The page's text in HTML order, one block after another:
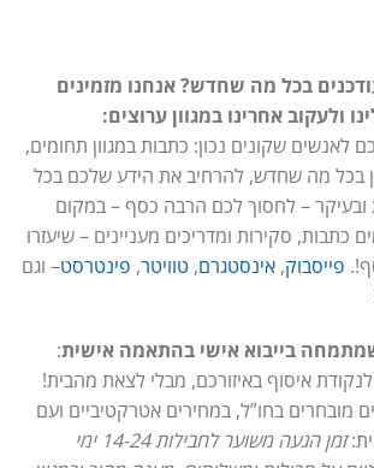
בכל מה שחדש? אנחנו מזמינים
ולעקוב אחרינו במגוון ערוצים:
לאנשים שקונים נכון: כתבות במגוון תחומים,
בכל מה שחדש, להרחיב את הידע שלכם בכל
ובעיקר – לחסוך לכם הרבה כסף – במקום
כתבות, סקירות ומדריכים מעניינים – שיעזרו
פייסבוק, אינסטגרם, טוויטר, פינטרסט– וגם
בייבוא אישי בהתאמה אישית:
איסוף באיזורכם, מבלי לצאת מהבית!
מובחרים בחו”ל, במחירים אטרקטיביים ועם
זמן הגעה משוער לחבילות 14-24 ימי